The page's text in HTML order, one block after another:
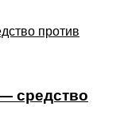
средство